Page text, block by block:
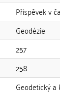
Příspěvek v
Geodézie
257
258
Geodetický